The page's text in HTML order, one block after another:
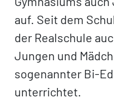
auf. Seit dem
der Realschule
Jungen und
sogenannter Bi-
unterrichtet.